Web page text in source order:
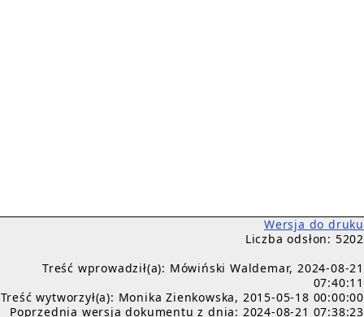
Wersja do druku
Liczba odsłon: 5202
Treść wprowadził(a): Mówiński Waldemar, 2024-08-21
07:40:11
Treść wytworzył(a): Monika Zienkowska, 2015-05-18 00:00:00
Poprzednia wersja dokumentu z dnia: 2024-08-21 07:38:23